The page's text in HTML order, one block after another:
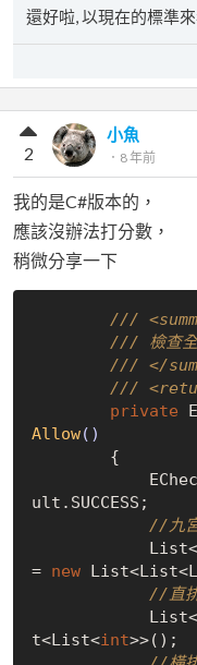
還好啦, 以現在的標準
小魚
． 8 年前
2
我的是C#版本的，
應該沒辦法打分數，
稍微分享一下
///
/// 檢查全
/// </
///
private
Allow()
{
ult.SUCCESS;
//九
= new
//直
t<List<int>>();